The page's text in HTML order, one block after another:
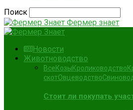
Поиск
Фермер знает
Новости
Животноводство
ВсеКозыКролиководство
скотОвцеводство
Стоит ли покупать